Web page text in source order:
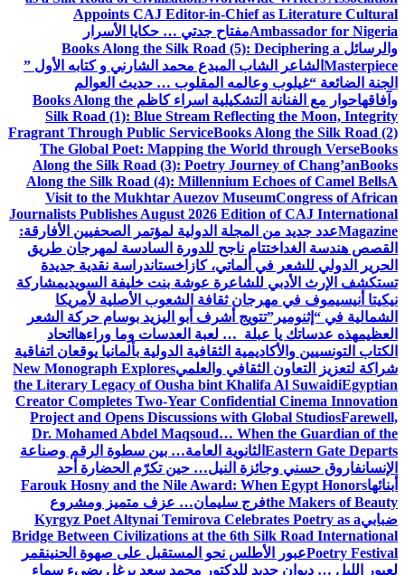
Appoints CAJ Editor-in-Chief as Literature Cultural
Ambassador for Nigeriaمفتاح جدتي … حكايا الأسرار
والرسائل Books Along the Silk Road (5): Deciphering a
Masterpiece الشاعر الشاب المبدع محمد الشارني و كتابه الأول ”
الجنة الضائعة “غيلوب وعالمه المقلوب … حديث العوالم
وآفاقهاحوار مع الفنانة التشكيلية اسراء كاظم Books Along the
Silk Road (1): Blue Stream Reflecting the Moon, Integrity
Fragrant Through Public ServiceBooks Along the Silk Road (2)
The Global Poet: Mapping the World through VerseBooks
Along the Silk Road (3): Poetry Journey of Chang’anBooks
Along the Silk Road (4): Millennium Echoes of Camel BellsA
Visit to the Mukhtar Auezov MuseumCongress of African
Journalists Publishes August 2026 Edition of CAJ International
Magazineعدد جديد من المجلة الدولية لمؤتمر الصحفيين الأفارقة:
القصص هندسة الغد اختتام ناجح للدورة السادسة لمهرجان طريق
الحرير الدولي للشعر في ألماتي، كازاخستاندراسة نقدية جديدة
تستكشف الإرث الأدبي للشاعرة عوشة بنت خليفة السويديمشاركة
نيكيتا أنيسيموف في مهرجان ثقافة الشعوب الأصلية لأمريكا
الشمالية في “إثنومير”تتويج أشرف أبو اليزيد بوسام حركة الشعر
العظيمهذه عدساتك يا عبلة … لعبة العدسات وما وراءها اتحاد
الكتاب التونسيين والأكاديمية الثقافية الدولية بألمانيا يوقعان اتفاقية
شراكة لتعزيز التعاون الثقافي والعلميNew Monograph Explores
the Literary Legacy of Ousha bint Khalifa Al SuwaidiEgyptian
Creator Completes Two-Year Confidential Cinema Innovation
Project and Opens Discussions with Global StudiosFarewell,
Dr. Mohamed Abdel Maqsoud… When the Guardian of the
Eastern Gate Departs الثانوية العامة… بين سطوة الرقم وصناعة
الإنسانفاروق حسني وجائزة النيل… حين تكرّم الحضارة أحد
أبنائهاFarouk Hosny and the Nile Award: When Egypt Honors
the Makers of Beautyفرج سليمان… عزف متميز ومشروع
ضبابيKyrgyz Poet Altynai Temirova Celebrates Poetry as a
Bridge Between Civilizations at the 6th Silk Road International
Poetry Festivalعبور الأطلس نحو المستقبل على صهوة الحنينقمر
لعبور الليل … ديوان جديد للدكتور محمد سعد برغل يضيء سماء